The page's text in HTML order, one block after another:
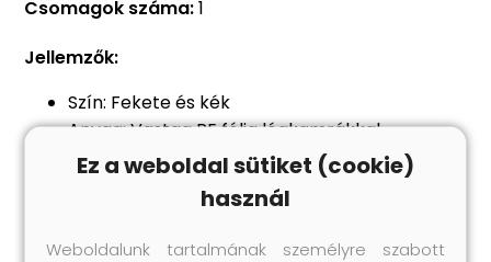
Csomagok száma:1
Jellemzők:
Szín: Fekete és kék
Anyag: Vastag PE fólia légkamrákkal
Méret: 732 x 366 cm (H x Sz)
Vastagság: 110 mikrométer (extra vastag,
kiváló minőségű)
Ez a weboldal sütiket (cookie)
használ
Weboldalunk tartalmának személyre szabott